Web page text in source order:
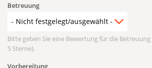
Betreuung
Bitte geben Sie eine Bewertung für die
5 Sterne).
Vorbereitung